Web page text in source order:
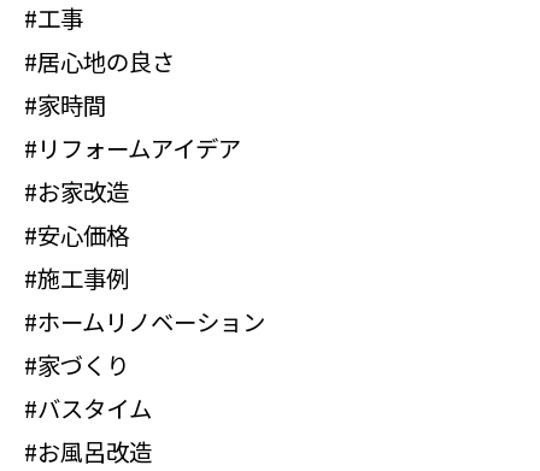
#工事
#居心地の良さ
#家時間
#リフォームアイデア
#お家改造
#安心価格
#施工事例
#ホームリノベーション
#家づくり
#バスタイム
#お風呂改造